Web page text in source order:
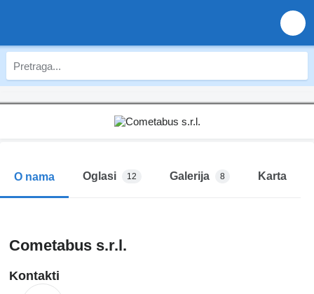
O nama Oglasi 12 Galerija 8 Karta
Cometabus s.r.l.
Kontakti